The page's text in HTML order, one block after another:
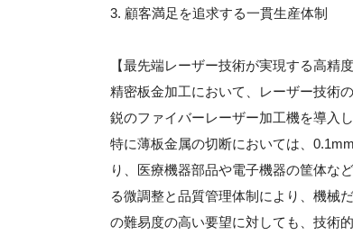
3. 顧客満足を追求する一貫生産体制
【最先端レーザー技術が実現する高精度
精密板金加工において、レーザー技術
鋭のファイバーレーザー加工機を導入
特に薄板金属の切断においては、
り、医療機器部品や電子機器の筐体な
る微調整と品質管理体制により、機械
の難易度の高い要望に対しても、技術